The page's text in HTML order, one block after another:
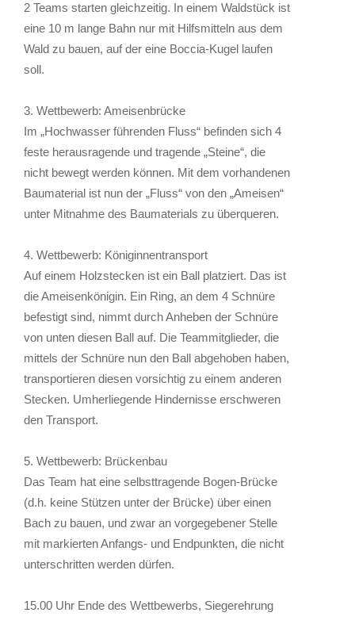
2 Teams starten gleichzeitig. In einem Waldstück ist
eine 10 m lange Bahn nur mit Hilfsmitteln aus dem
Wald zu bauen, auf der eine Boccia-Kugel laufen
soll.
3. Wettbewerb: Ameisenbrücke
Im „Hochwasser führenden Fluss“ befinden sich 4
feste herausragende und tragende „Steine“, die
nicht bewegt werden können. Mit dem vorhandenen
Baumaterial ist nun der „Fluss“ von den „Ameisen“
unter Mitnahme des Baumaterials zu überqueren.
4. Wettbewerb: Königinnentransport
Auf einem Holzstecken ist ein Ball platziert. Das ist
die Ameisenkönigin. Ein Ring, an dem 4 Schnüre
befestigt sind, nimmt durch Anheben der Schnüre
von unten diesen Ball auf. Die Teammitglieder, die
mittels der Schnüre nun den Ball abgehoben haben,
transportieren diesen vorsichtig zu einem anderen
Stecken. Umherliegende Hindernisse erschweren
den Transport.
5. Wettbewerb: Brückenbau
Das Team hat eine selbsttragende Bogen-Brücke
(d.h. keine Stützen unter der Brücke) über einen
Bach zu bauen, und zwar an vorgegebener Stelle
mit markierten Anfangs- und Endpunkten, die nicht
unterschritten werden dürfen.
15.00 Uhr Ende des Wettbewerbs, Siegerehrung